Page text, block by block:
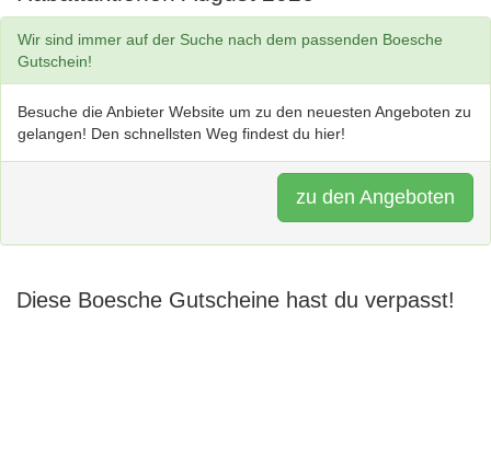
Wir sind immer auf der Suche nach dem passenden Boesche
Gutschein!
Besuche die Anbieter Website um zu den neuesten Angeboten zu
gelangen! Den schnellsten Weg findest du hier!
zu den Angeboten
Diese Boesche Gutscheine hast du verpasst!